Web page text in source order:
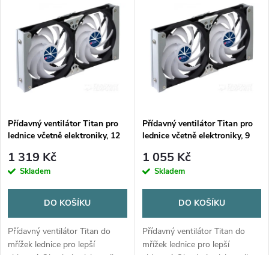
e
n
p
r
o
d
Nejprodávanější
Abecedně
ý
p
s
p
r
d
Přídavný ventilátor Titan pro
lednice včetně elektroniky, 12
1 319 Kč
Skladem
DO KOŠÍKU
Přídavný ventilátor Titan do
mřížek lednice pro lepší
Přídavný ventilátor Titan pro
lednice včetně elektroniky, 9
1 055 Kč
Skladem
DO KOŠÍKU
Přídavný ventilátor Titan do
mřížek lednice pro lepší